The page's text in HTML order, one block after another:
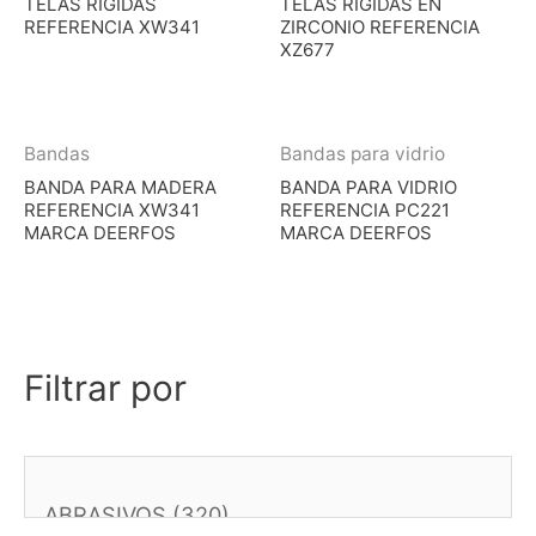
REFERENCIA XW341
ZIRCONIO REFERENCIA
XZ677
Bandas
BANDA PARA MADERA
REFERENCIA XW341
MARCA DEERFOS
Bandas para vidrio
BANDA PARA VIDRIO
REFERENCIA PC221
MARCA DEERFOS
Filtrar por